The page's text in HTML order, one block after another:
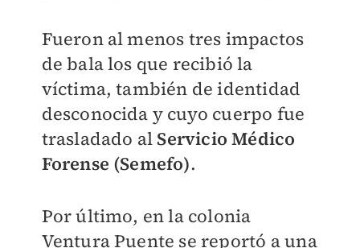
Fueron al menos tres impactos
de bala los que recibió la
víctima, también de identidad
desconocida y cuyo cuerpo fue
trasladado al Servicio Médico
Forense (Semefo).
Por último, en la colonia
Ventura Puente se reportó a una